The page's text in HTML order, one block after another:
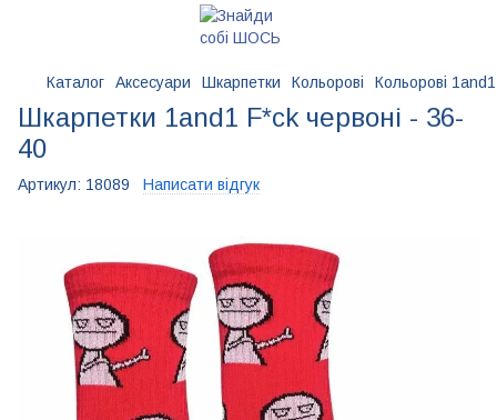
Каталог Аксесуари Шкарпетки Кольорові Кольорові 1and1
Шкарпетки 1and1 F*ck червоні - 36-
40
Артикул: 18089 Написати відгук